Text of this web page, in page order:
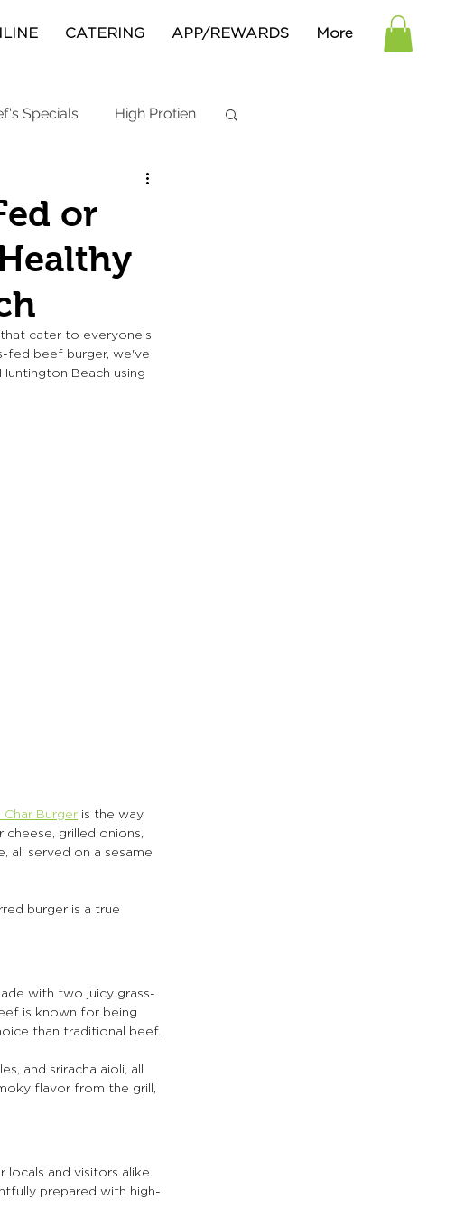
CATERING APP/REWARDS More
Specials High Protien
or
cater to everyone’s
fed beef burger, we've
Beach using
Char Burger is the way
grilled onions,
all served on a sesame
burger is a true
with two juicy grass-
is known for being
than traditional beef.
and sriracha aioli, all
flavor from the grill,
and visitors alike.
prepared with high-